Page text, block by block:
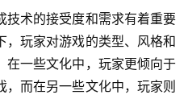
技术的接受度和需求有着重要
，玩家对游戏的类型、风格和
在一些文化中，玩家更倾向于
，而在另一些文化中，玩家则